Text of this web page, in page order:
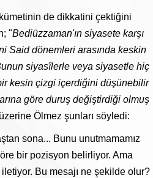
de dikkatini çektiğini
"Bediüzzaman'ın siyasete karşı
Said dönemleri arasında keskin
siyasîlerle veya siyasetle hiç
kesin çizgi içerdiğini düşünebilir
göre duruş değiştirdiği olmuş
Ölmez şunları söyledi:
sona... Bunu unutmamamız
bir pozisyon belirliyor. Ama
Bu mesajı ne şekilde olur?